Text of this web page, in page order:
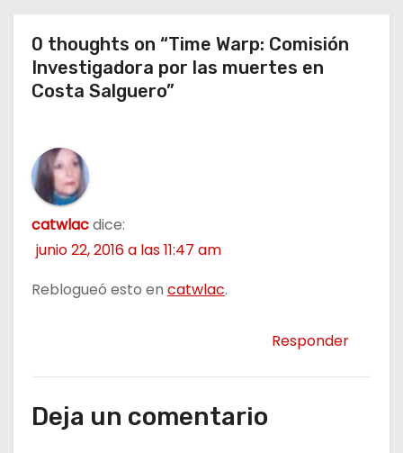
d
a
0 thoughts on “Time Warp: Comisión
Investigadora por las muertes en
Costa Salguero”
catwlacdice:
junio 22, 2016 a las 11:47 am
Reblogueó esto en catwlac.
Responder
Deja un comentario